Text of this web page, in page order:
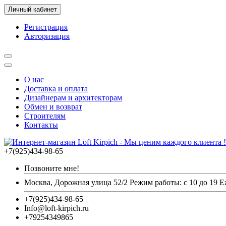
Личный кабинет
Регистрация
Авторизация
О нас
Доставка и оплата
Дизайнерам и архитекторам
Обмен и возврат
Строителям
Контакты
+7(925)434-98-65
Позвоните мне!
Москва, Дорожная улица 52/2 Режим работы: с 10 до 19
+7(925)434-98-65
Info@loft-kirpich.ru
+79254349865